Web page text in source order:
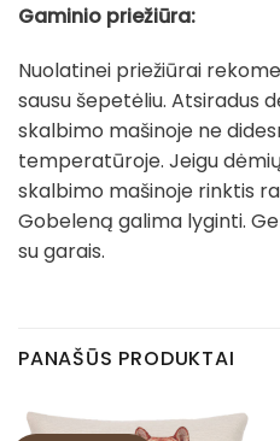
Gaminio priežiūra:
Nuolatinei priežiūrai
sausu šepetėliu. Atsiradus
skalbimo mašinoje ne
temperatūroje. Jeigu
skalbimo mašinoje rinktis
Gobeleną galima lyginti.
su garais.
PANAŠŪS PRODUKTAI